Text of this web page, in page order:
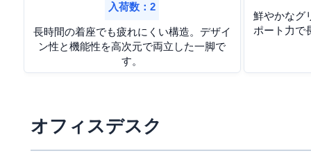
入荷数：2
長時間の着座でも疲れにくい構造。デザイ
ン性と機能性を高次元で両立した一脚で
す。
鮮やかなグ
ポート力で
オフィスデスク